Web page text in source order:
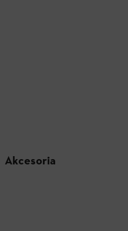
Akcesoria